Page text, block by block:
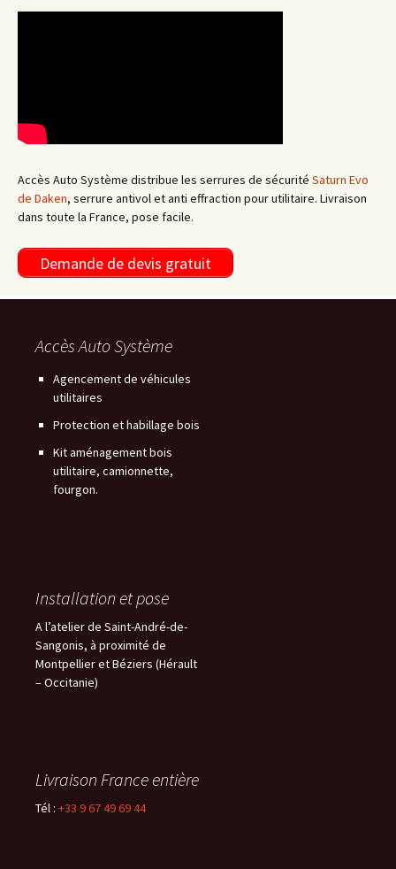
Accès Auto Système distribue les serrures de sécurité Saturn Evo
de Daken, serrure antivol et anti effraction pour utilitaire. Livraison
dans toute la France, pose facile.
Demande de devis gratuit
Accès Auto Système
Agencement de véhicules
utilitaires
Protection et habillage bois
Kit aménagement bois
utilitaire, camionnette,
fourgon.
Installation et pose
A l’atelier de Saint-André-de-
Sangonis, à proximité de
Montpellier et Béziers (Hérault
– Occitanie)
Livraison France entière
Tél : +33 9 67 49 69 44